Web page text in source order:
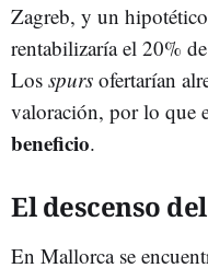
Zagreb, y un
rentabilizaría el 20%
Los spurs ofertarían
valoración, por lo que
beneficio.
El descenso
En Mallorca se